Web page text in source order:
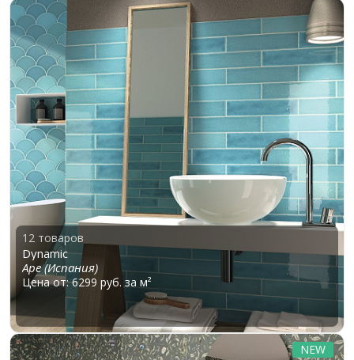
12 товаров
Dynamic
Ape (Испания)
Цена от: 6299 руб. за м²
NEW